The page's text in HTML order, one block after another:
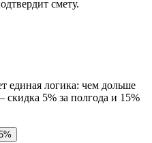
смету.
единая логика: чем дольше
5% за полгода и 15%